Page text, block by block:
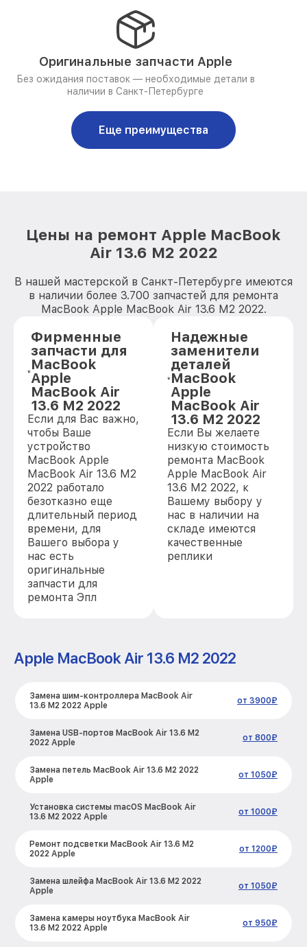
Оригинальные запчасти Apple
Без ожидания поставок — необходимые детали в
наличии в Санкт-Петербурге
Еще преимущества
Цены на ремонт Apple MacBook
Air 13.6 M2 2022
В нашей мастерской в Санкт-Петербурге имеются
в наличии более 3.700 запчастей для ремонта
MacBook Apple MacBook Air 13.6 M2 2022.
Фирменные
запчасти для
MacBook
Apple
MacBook Air
13.6 M2 2022
Если для Вас важно,
чтобы Ваше
устройство
MacBook Apple
MacBook Air 13.6 M2
2022 работало
безотказно еще
длительный период
времени, для
Вашего выбора у
нас есть
оригинальные
запчасти для
ремонта Эпл
Надежные
заменители
деталей
MacBook
Apple
MacBook Air
13.6 M2 2022
Если Вы желаете
низкую стоимость
ремонта MacBook
Apple MacBook Air
13.6 M2 2022, к
Вашему выбору у
нас в наличии на
складе имеются
качественные
реплики
Apple MacBook Air 13.6 M2 2022
Замена шим-контроллера MacBook Air
13.6 M2 2022 Apple
от 3900₽
Замена USB-портов MacBook Air 13.6 M2
2022 Apple
от 800₽
Замена петель MacBook Air 13.6 M2 2022
Apple
от 1050₽
Установка системы macOS MacBook Air
13.6 M2 2022 Apple
от 1000₽
Ремонт подсветки MacBook Air 13.6 M2
2022 Apple
от 1200₽
Замена шлейфа MacBook Air 13.6 M2 2022
Apple
от 1050₽
Замена камеры ноутбука MacBook Air
13.6 M2 2022 Apple
от 950₽